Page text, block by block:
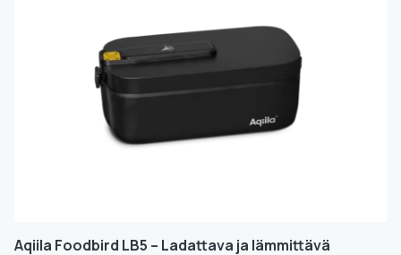
Aqiila Foodbird LB5 – Ladattava ja lämmittävä